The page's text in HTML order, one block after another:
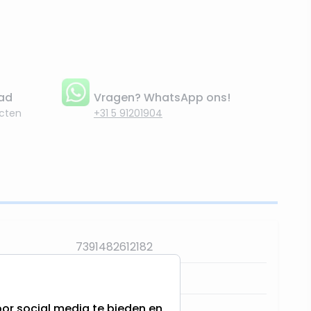
Vragen? WhatsApp ons!
+31 5 91201904
7391482612182